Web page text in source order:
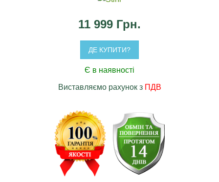
11 999 Грн.
ДЕ КУПИТИ?
Є в наявності
Виставляємо рахунок з ПДВ